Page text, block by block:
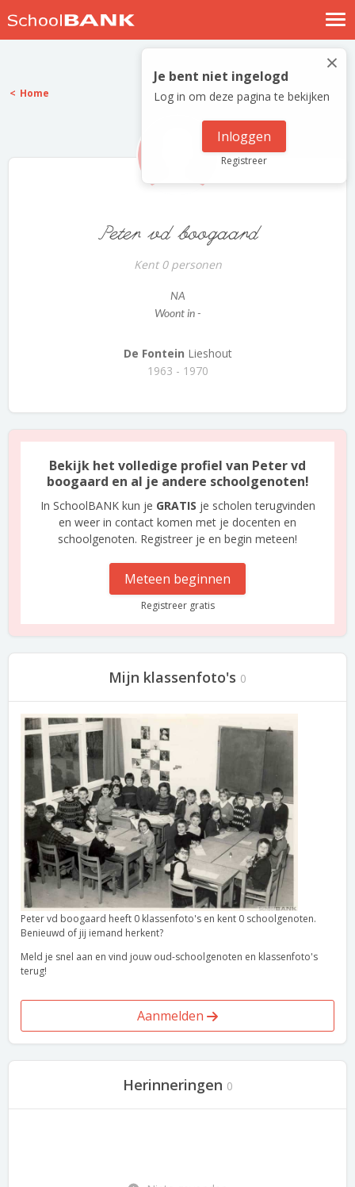
Nostalgische verhalen
Log in
Meld je gratis aan
×
Je bent niet ingelogd
Log in om deze pagina te bekijken
Inloggen
Registreer
Home
Peter vd boogaard
Kent 0 personen
NA
Woont in -
De Fontein Lieshout
1963 - 1970
Bekijk het volledige profiel van Peter vd
boogaard en al je andere schoolgenoten!
In SchoolBANK kun je GRATIS je scholen terugvinden
en weer in contact komen met je docenten en
schoolgenoten. Registreer je en begin meteen!
Meteen beginnen
Registreer gratis
Mijn klassenfoto's 0
Peter vd boogaard heeft 0 klassenfoto's en kent 0 schoolgenoten.
Benieuwd of jij iemand herkent?
Meld je snel aan en vind jouw oud-schoolgenoten en klassenfoto's
terug!
Aanmelden
Herinneringen 0